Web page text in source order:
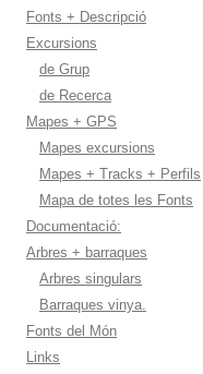
Fonts + Descripció
Excursions
de Grup
de Recerca
Mapes + GPS
Mapes excursions
Mapes + Tracks + Perfils
Mapa de totes les Fonts
Documentació:
Arbres + barraques
Arbres singulars
Barraques vinya.
Fonts del Món
Links